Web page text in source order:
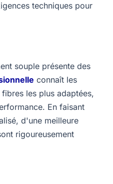
techniques pour
souple présente des
connaît les
les plus adaptées,
En faisant
d'une meilleure
rigoureusement